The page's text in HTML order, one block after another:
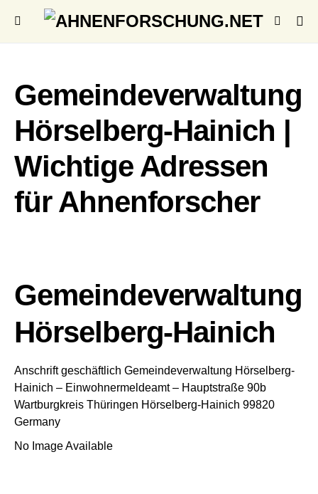
Gemeindeverwaltung
Hörselberg-Hainich |
Wichtige Adressen
für Ahnenforscher
Gemeindeverwaltung
Hörselberg-Hainich
Anschrift geschäftlich Gemeindeverwaltung Hörselberg-
Hainich – Einwohnermeldeamt – Hauptstraße 90b
Wartburgkreis Thüringen Hörselberg-Hainich 99820
Germany
No Image Available